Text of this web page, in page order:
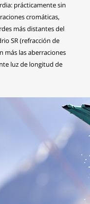
prácticamente sin
cromáticas,
más distantes del
SR (refracción de
más las aberraciones
luz de longitud de